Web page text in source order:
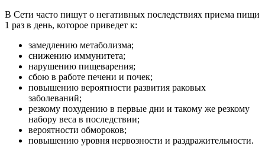
В Сети часто пишут о негативных последствиях приема пищи
1 раз в день, которое приведет к:
замедлению метаболизма;
снижению иммунитета;
нарушению пищеварения;
сбою в работе печени и почек;
повышению вероятности развития раковых
заболеваний;
резкому похудению в первые дни и такому же резкому
набору веса в последствии;
вероятности обмороков;
повышению уровня нервозности и раздражительности.